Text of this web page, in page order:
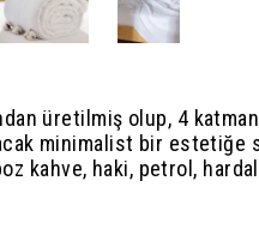
üretilmiş olup, 4
minimalist bir estetiğe
kahve, haki, petrol,